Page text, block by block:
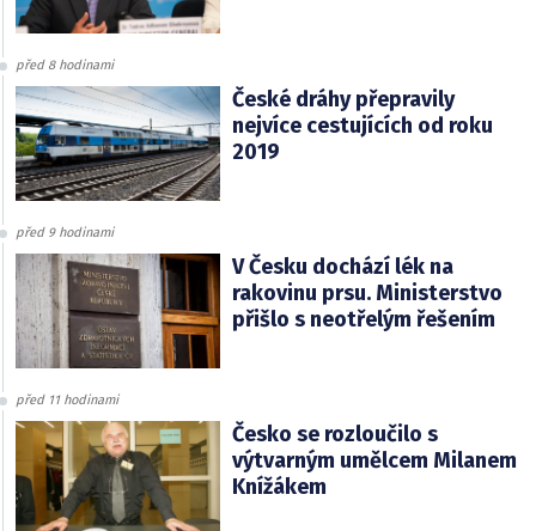
před 8 hodinami
České dráhy přepravily
nejvíce cestujících od roku
2019
před 9 hodinami
V Česku dochází lék na
rakovinu prsu. Ministerstvo
přišlo s neotřelým řešením
před 11 hodinami
Česko se rozloučilo s
výtvarným umělcem Milanem
Knížákem